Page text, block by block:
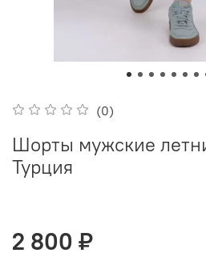
(0)
Шорты мужские
Турция
2 800 ₽